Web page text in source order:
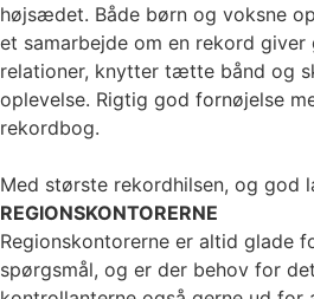
højsædet. Både børn og voksne
et samarbejde om en rekord
relationer, knytter tætte bånd og
oplevelse. Rigtig god fornøjelse
rekordbog.
Med største rekordhilsen, og god
REGIONSKONTORERNE
Regionskontorerne er altid glade
spørgsmål, og er der behov for